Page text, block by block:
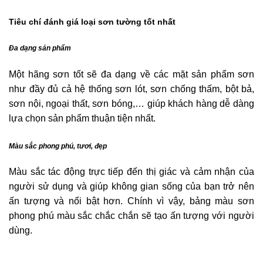
Tiêu chí đánh giá loại sơn tường tốt nhất
Đa dạng sản phẩm
Một hãng sơn tốt sẽ đa dạng về các mặt sản phẩm sơn
như đầy đủ cả hệ thống sơn lót, sơn chống thấm, bột bả,
sơn nội, ngoại thất, sơn bóng,… giúp khách hàng dễ dàng
lựa chọn sản phẩm thuận tiện nhất.
Màu sắc phong phú, tươi, đẹp
Màu sắc tác động trực tiếp đến thị giác và cảm nhận của
người sử dụng và giúp không gian sống của bạn trở nên
ấn tượng và nổi bật hơn. Chính vì vậy, bảng màu sơn
phong phú màu sắc chắc chắn sẽ tạo ấn tượng với người
dùng.